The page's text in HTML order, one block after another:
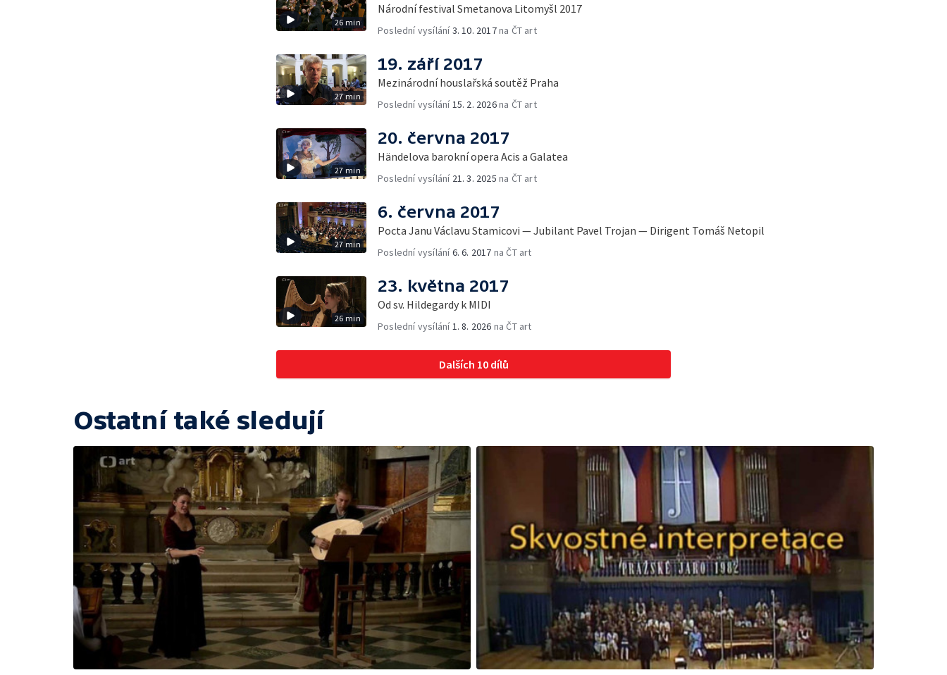
26 min
Národní festival Smetanova Litomyšl 2017
Poslední vysílání3. 10. 2017na ČT art
27 min
19. září 2017
Mezinárodní houslařská soutěž Praha
Poslední vysílání 15. 2. 2026na ČT art
27 min
20. června 2017
Händelova barokní opera Acis a Galatea
Poslední vysílání 21. 3. 2025 na ČT art
27 min
6. června 2017
Pocta Janu Václavu Stamicovi — Jubilant Pavel Trojan — Dirigent Tomáš Netopil
Poslední vysílání6. 6. 2017 na ČT art
26 min
23. května 2017
Od sv. Hildegardy k MIDI
Poslední vysílání 1. 8. 2026 na ČT art
Dalších 10 dílů
Ostatní také sledují